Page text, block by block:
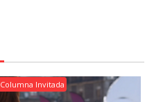
Columna Invitada